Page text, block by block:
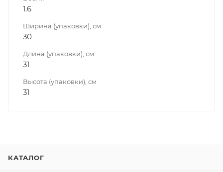
1.6
Ширина (упаковки), см
30
Длина (упаковки), см
31
Высота (упаковки), см
31
КАТАЛОГ